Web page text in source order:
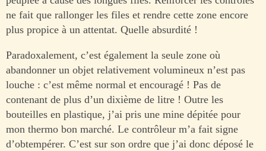
ne fait que rallonger les files et rendre cette zone encore
plus propice à un attentat. Quelle absurdité !
Paradoxalement, c’est également la seule zone où
abandonner un objet relativement volumineux n’est pas
louche : c’est même normal et encouragé ! Pas de
contenant de plus d’un dixième de litre ! Outre les
bouteilles en plastique, j’ai pris une mine dépitée pour
mon thermo bon marché. Le contrôleur m’a fait signe
d’obtempérer. C’est sur son ordre que j’ai donc déposé le